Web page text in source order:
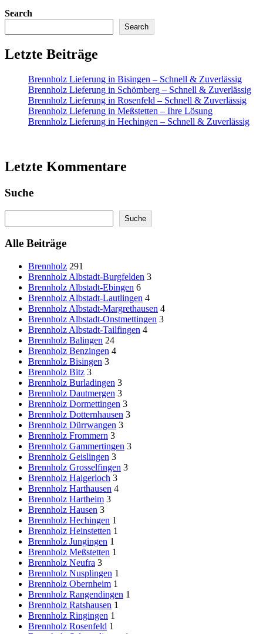
Search
Search
Letzte Beiträge
Brennholz Lieferung in Bisingen – Schnell & Zuverlässig
Brennholz Lieferung in Schömberg – Schnell & Zuverlässig
Brennholz Lieferung in Rosenfeld – Schnell & Zuverlässig
Brennholz Lieferung in Meßstetten – Ihre Lösung
Brennholz Lieferung in Hechingen – Schnell & Zuverlässig
Letzte Kommentare
Suche
Suche
Alle Beiträge
Brennholz 291
Brennholz Albstadt-Burgfelden 3
Brennholz Albstadt-Ebingen 6
Brennholz Albstadt-Lautlingen 4
Brennholz Albstadt-Margrethausen 4
Brennholz Albstadt-Onstmettingen 3
Brennholz Albstadt-Tailfingen 4
Brennholz Balingen 24
Brennholz Benzingen 4
Brennholz Bisingen 3
Brennholz Bitz 3
Brennholz Burladingen 3
Brennholz Dautmergen 3
Brennholz Dormettingen 3
Brennholz Dotternhausen 3
Brennholz Dürrwangen 3
Brennholz Frommern 3
Brennholz Gammertingen 3
Brennholz Geislingen 3
Brennholz Grosselfingen 3
Brennholz Haigerloch 3
Brennholz Harthausen 4
Brennholz Hartheim 3
Brennholz Hausen 3
Brennholz Hechingen 1
Brennholz Heinstetten 1
Brennholz Jungingen 1
Brennholz Meßstetten 1
Brennholz Neufra 3
Brennholz Nusplingen 1
Brennholz Obernheim 1
Brennholz Rangendingen 1
Brennholz Ratshausen 1
Brennholz Ringingen 1
Brennholz Rosenfeld 1